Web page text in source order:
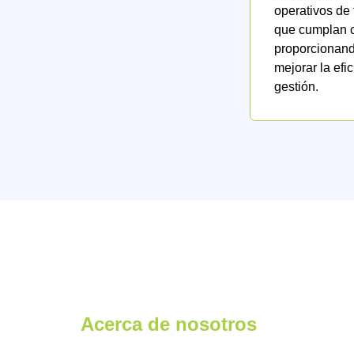
operativos de
que cumplan
mejorar la
gestión.
Acerca de nosotros